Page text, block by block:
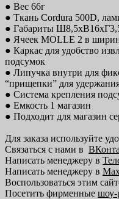
● Вес 66г
● Ткань Cordura 500D,
● Габариты
● Ячеек MOLLE 2 в
● Каркас для удобство
подсумок
● Липучка внутри для
“прищепки” для
● Система крепления
● Емкость 1 магазин
● Подходит для магазин
Для заказа используйте
Связаться с нами в
Написать менеджеру в
Написать менеджеру в
Воспользоваться этим
Посетить фирменные шоу-